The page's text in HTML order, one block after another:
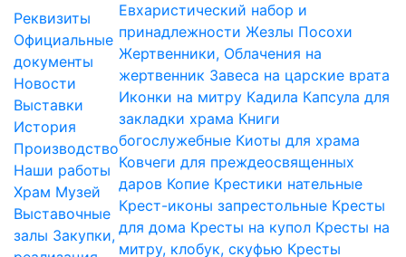
Реквизиты
Официальные
документы
Новости
Выставки
История
Производство
Наши работы
Храм Музей
Выставочные
залы Закупки,
Евхаристический набор и
принадлежности Жезлы Посохи
Жертвенники, Облачения на
жертвенник Завеса на царские врата
Иконки на митру Кадила Капсула для
закладки храма Книги
богослужебные Киоты для храма
Ковчеги для преждеосвященных
даров Копие Крестики нательные
Крест-иконы запрестольные Кресты
для дома Кресты на купол Кресты на
митру, клобук, скуфью Кресты